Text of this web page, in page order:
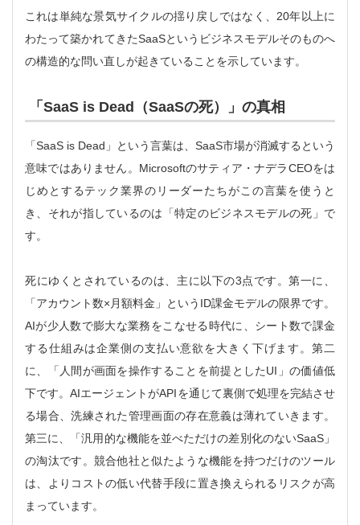
これは単純な景気サイクルの揺り戻しではなく、20年以上に
わたって築かれてきたSaaSというビジネスモデルそのものへ
の構造的な問い直しが起きていることを示しています。
「SaaS is Dead（SaaSの死）」の真相
「SaaS is Dead」という言葉は、SaaS市場が消滅するという
意味ではありません。Microsoftのサティア・ナデラCEOをは
じめとするテック業界のリーダーたちがこの言葉を使うと
き、それが指しているのは「特定のビジネスモデルの死」で
す。
死にゆくとされているのは、主に以下の3点です。第一に、
「アカウント数×月額料金」というID課金モデルの限界です。
AIが少人数で膨大な業務をこなせる時代に、シート数で課金
する仕組みは企業側の支払い意欲を大きく下げます。第二
に、「人間が画面を操作することを前提としたUI」の価値低
下です。AIエージェントがAPIを通じて裏側で処理を完結させ
る場合、洗練された管理画面の存在意義は薄れていきます。
第三に、「汎用的な機能を並べただけの差別化のないSaaS」
の淘汰です。競合他社と似たような機能を持つだけのツール
は、よりコストの低い代替手段に置き換えられるリスクが高
まっています。